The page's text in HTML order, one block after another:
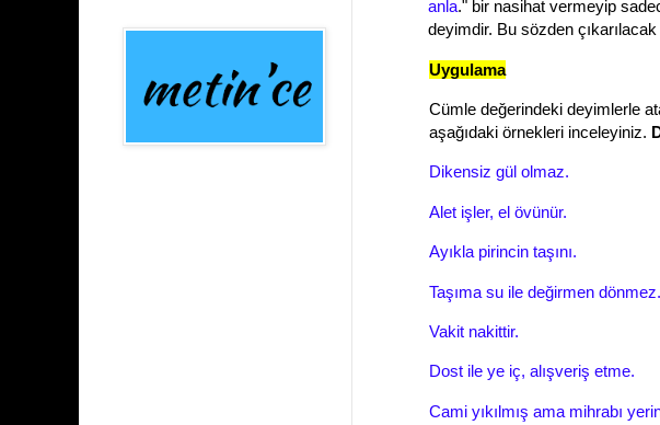
anla." bir nasihat vermeyip
deyimdir. Bu sözden
Uygulama
Cümle değerindeki deyimlerle
aşağıdaki örnekleri inceleyiniz.
Dikensiz gül olmaz.
Alet işler, el övünür.
Ayıkla pirincin taşını.
Taşıma su ile değirmen dönmez.
Vakit nakittir.
Dost ile ye iç, alışveriş etme.
Cami yıkılmış ama mihrabı